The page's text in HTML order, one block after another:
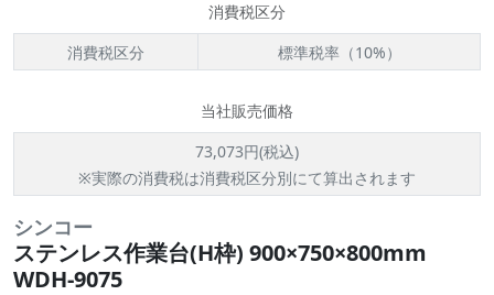
消費税区分
消費税区分
標準税率（10%）
当社販売価格
73,073円(税込)
※実際の消費税は消費税区分別にて算出されます
シンコー
ステンレス作業台(H枠) 900×750×800mm
WDH-9075